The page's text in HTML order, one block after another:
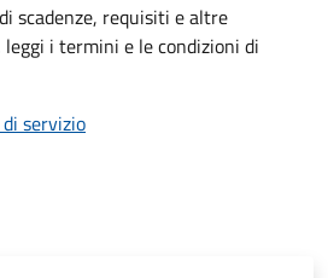
scadenze, requisiti e altre
i termini e le condizioni di
servizio